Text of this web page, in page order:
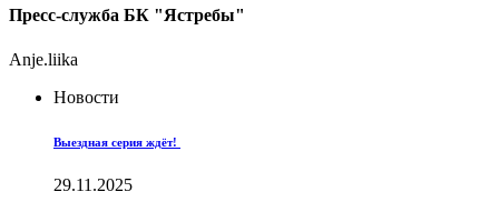
Пресс-служба БК "Ястребы"
Anje.liika
Новости
Выездная серия ждёт!
29.11.2025